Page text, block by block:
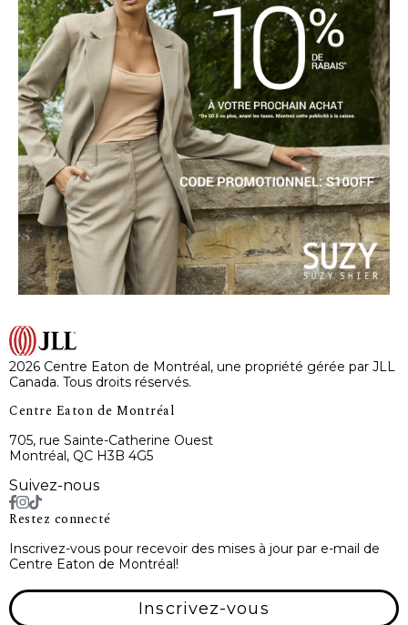
2026 Centre Eaton de Montréal, une propriété gérée par JLL
Canada. Tous droits réservés.
Centre Eaton de Montréal
705, rue Sainte-Catherine Ouest
Montréal, QC H3B 4G5
Suivez-nous
Restez connecté
Inscrivez-vous pour recevoir des mises à jour par e-mail de
Centre Eaton de Montréal!
Inscrivez-vous